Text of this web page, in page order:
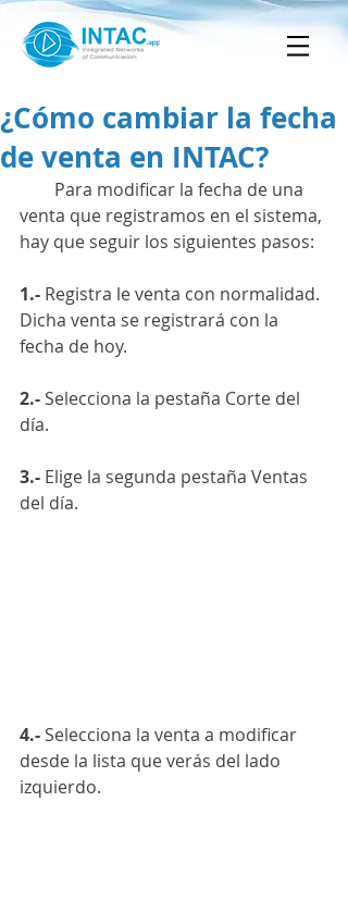
¿Cómo cambiar la fecha
de venta en INTAC?
venta que registramos en el sistema,
hay que seguir los siguientes pasos:
1.- Registra le venta con normalidad.
Dicha venta se registrará con la
fecha de hoy.
2.- Selecciona la pestaña Corte del
día.
3.- Elige la segunda pestaña Ventas
del día.
4.- Selecciona la venta a modificar
desde la lista que verás del lado
izquierdo.